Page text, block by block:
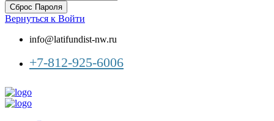
Сброс Пароля
Вернуться к Войти
info@latifundist-nw.ru
+7-812-925-6006